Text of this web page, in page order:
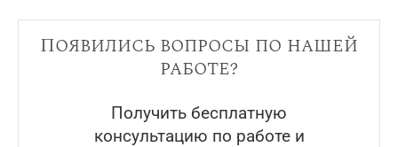
Появились вопросы по нашей
работе?
Получить бесплатную
консультацию по работе и